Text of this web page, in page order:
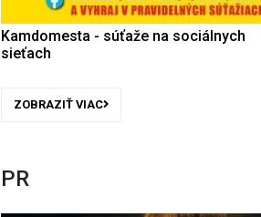
Kamdomesta - súťaže na sociálnych
sieťach
ZOBRAZIŤ VIAC
PR